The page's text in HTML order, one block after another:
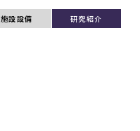
施設設備
研究紹介